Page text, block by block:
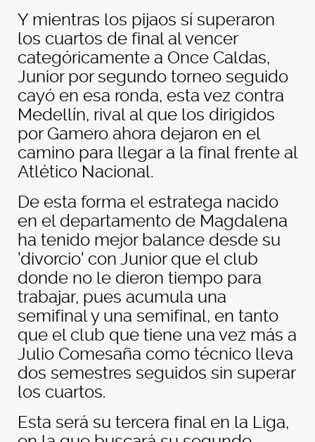
Y mientras los pijaos sí superaron
los cuartos de final al vencer
categóricamente a Once Caldas,
Junior por segundo torneo seguido
cayó en esa ronda, esta vez contra
Medellín, rival al que los dirigidos
por Gamero ahora dejaron en el
camino para llegar a la final frente al
Atlético Nacional.
De esta forma el estratega nacido
en el departamento de Magdalena
ha tenido mejor balance desde su
'divorcio' con Junior que el club
donde no le dieron tiempo para
trabajar, pues acumula una
semifinal y una semifinal, en tanto
que el club que tiene una vez más a
Julio Comesaña como técnico lleva
dos semestres seguidos sin superar
los cuartos.
Esta será su tercera final en la Liga,